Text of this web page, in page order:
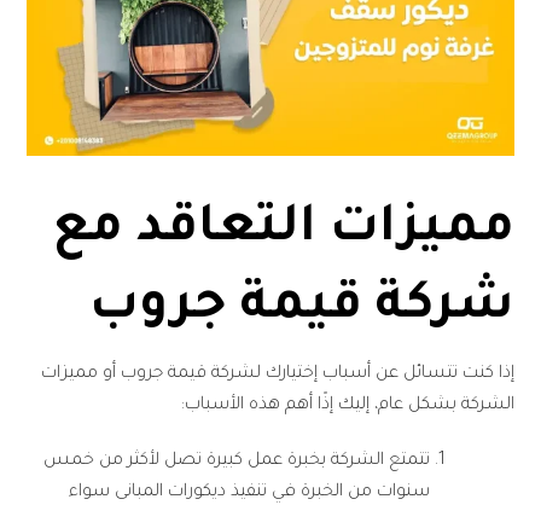
مميزات التعاقد مع
شركة قيمة جروب
إذا كنت تتسائل عن أسباب إختيارك لشركة قيمة جروب أو مميزات
الشركة بشكل عام، إليك إذًا أهم هذه الأسباب:
تتمتع الشركة بخبرة عمل كبيرة تصل لأكثر من خمس
سنوات من الخبرة في تنفيذ ديكورات المبانى سواء